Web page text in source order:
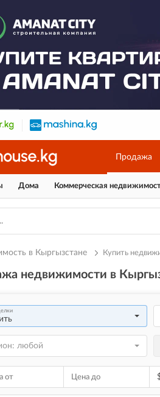
Продажа
Дома Коммерческая
в Кыргызстане Купить
недвижимости в
любой
от Цена до